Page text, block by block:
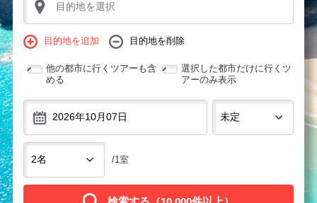
目的地を追加 目的地を削除
/1室
他の都市に行くツアーも含
める
選択した都市だけに行くツ
アーのみ表示